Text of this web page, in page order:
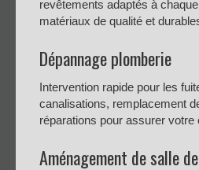
revêtements adaptés à
matériaux de qualité et
Dépannage plomberie
Intervention rapide pour les
canalisations, remplacement
réparations pour assurer votre
Aménagement de salle